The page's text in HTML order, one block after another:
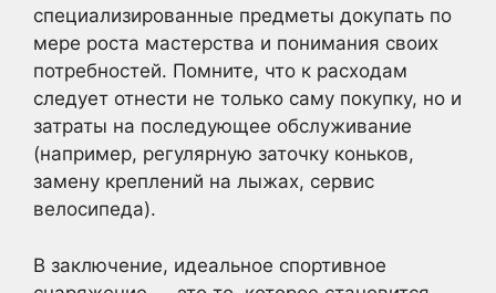
специализированные предметы докупать по
мере роста мастерства и понимания своих
потребностей. Помните, что к расходам
следует отнести не только саму покупку, но и
затраты на последующее обслуживание
(например, регулярную заточку коньков,
замену креплений на лыжах, сервис
велосипеда).
В заключение, идеальное спортивное